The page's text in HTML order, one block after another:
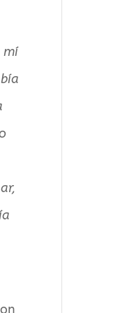
mí